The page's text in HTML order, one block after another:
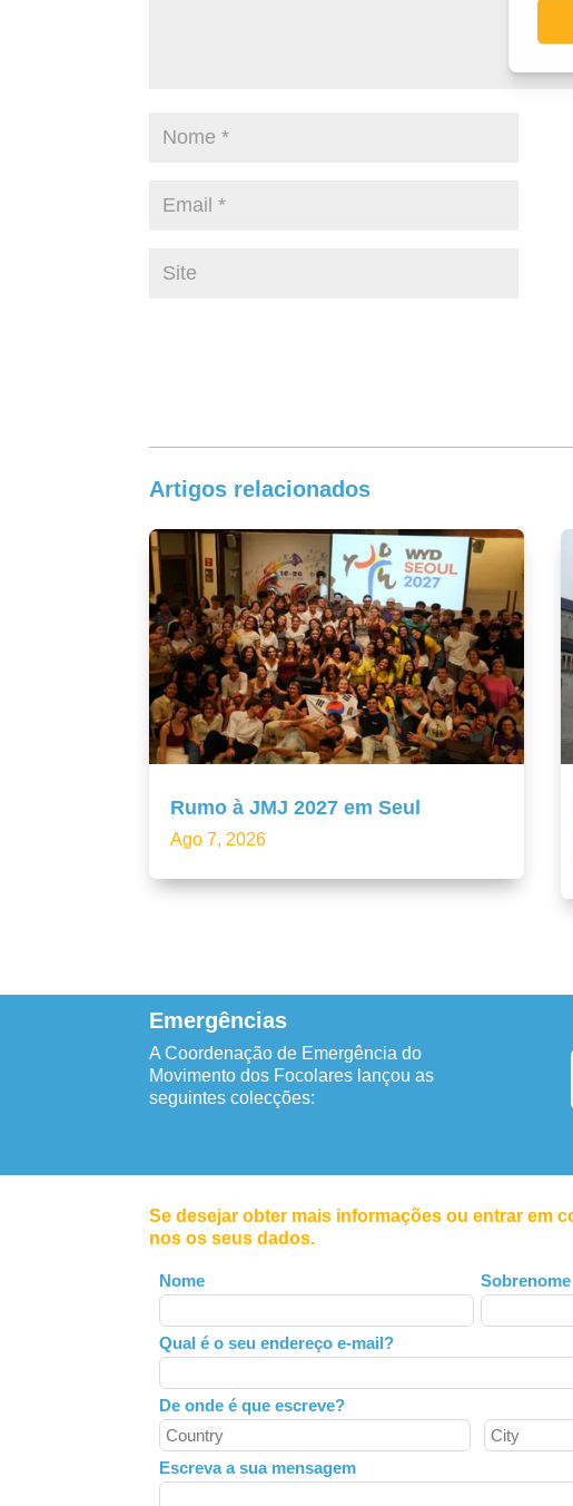
Artigos relacionados
Rumo à JMJ 2027 em Seul
Ago 7, 2026
Emergências
A Coordenação de Emergência do
Movimento dos Focolares lançou as
seguintes colecções:
Se desejar obter mais informações ou entrar em
nos os seus dados.
Leave
this
field
blank
Nome Sobrenome
Qual é o seu endereço e-mail?
De onde é que escreve?
Escreva a sua mensagem